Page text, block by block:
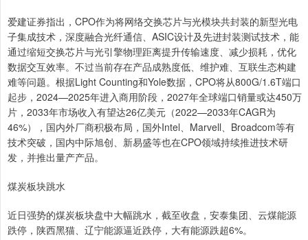
爱建证券指出，CPO作为将网络交换芯片与光模块共封装的新型光电
子集成技术，深度融合光纤通信、ASIC设计及先进封装测试技术，能
通过缩短交换芯片与光引擎物理距离提升传输速度、减少损耗，优化
数据交互效率。不过当前存在产品成熟度低、维护难、互联生态构建
难等问题。根据Light Counting和Yole数据，CPO将从800G/1.6T端口
起步，2024—2025年进入商用阶段，2027年全球端口销量或达450万
片，2033年市场收入有望达26亿美元（2022—2033年CAGR为
46%），国内外厂商积极布局，国外Intel、Marvell、Broadcom等有
技术突破，国内中际旭创、新易盛等也在CPO领域持续推进技术研
发，并推出量产产品。
煤炭板块跳水
近日强势的煤炭板块盘中大幅跳水，截至收盘，安泰集团、云煤能源
跌停，陕西黑猫、辽宁能源逼近跌停，大有能源跌超6%。